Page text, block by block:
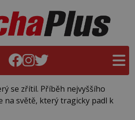
se zřítil. Příběh nejvyššího
na světě, který tragicky padl k